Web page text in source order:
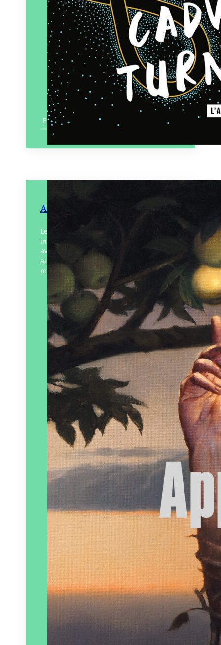
En savoir plus
Appleseed
Le monde avant les sécheresses
incessantes, avant les incendies sans fin,
avant les nouvelles infections résistantes
aux antibiotiques, avant la montée des
mers acides, les tornades et les…
Éditeur :
L’Atalante
Paru le 15/02/2024